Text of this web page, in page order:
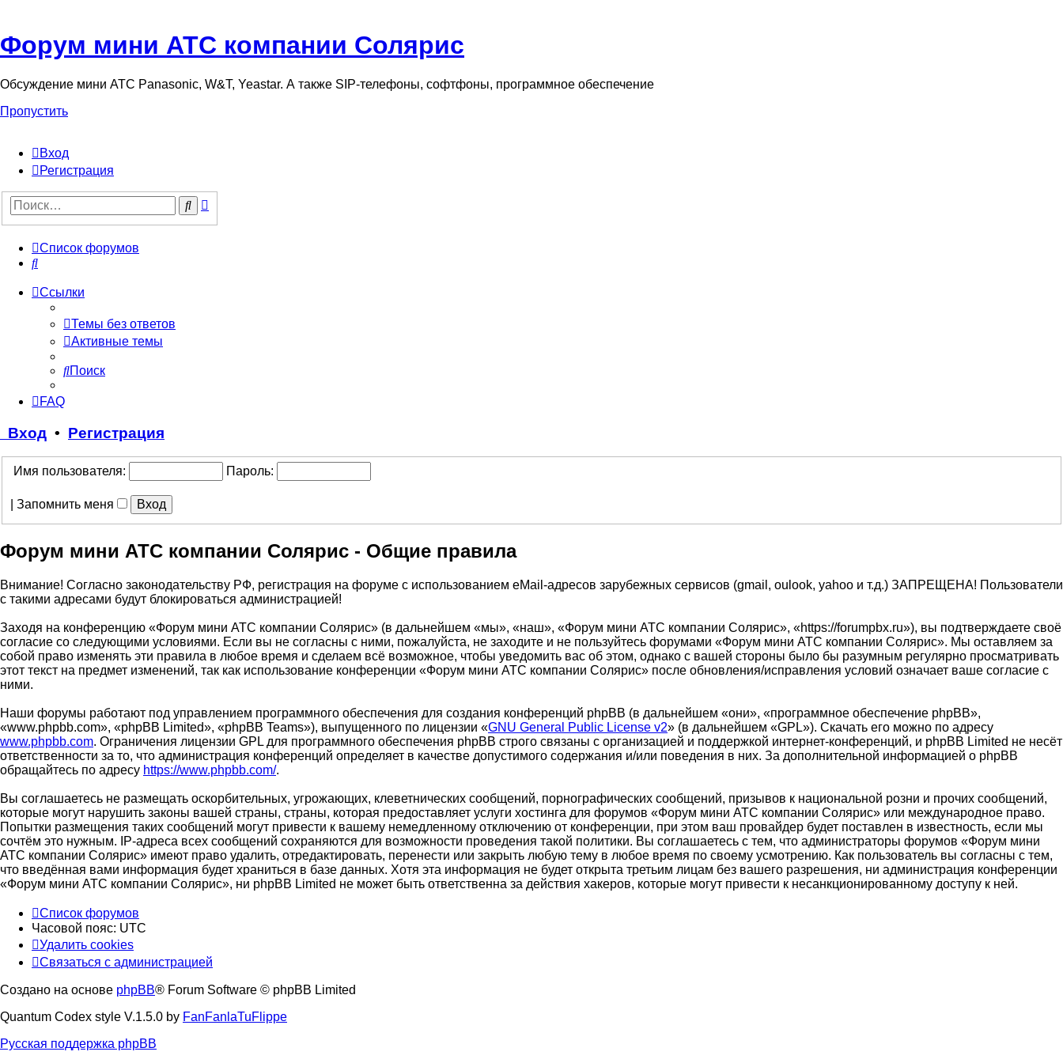
Форум мини АТС компании Солярис
Обсуждение мини АТС Panasonic, W&T, Yeastar. А также SIP-телефоны, софтфоны, программное обеспечение
Пропустить
Вход
Регистрация
Поиск
Список форумов
Поиск
Ссылки
Темы без ответов
Активные темы
Поиск
FAQ
Вход • Регистрация
Имя пользователя: Пароль:
Запомнить меня
Форум мини АТС компании Солярис - Общие правила
Внимание! Согласно законодательству РФ, регистрация на форуме с использованием eMail-адресов зарубежных сервисов (gmail, oulook, yahoo и т.д.) ЗАПРЕЩЕНА! Пользователи
с такими адресами будут блокироваться администрацией!
Заходя на конференцию «Форум мини АТС компании Солярис» (в дальнейшем «мы», «наш», «Форум мини АТС компании Солярис», «https://forumpbx.ru»), вы подтверждаете своё
согласие со следующими условиями. Если вы не согласны с ними, пожалуйста, не заходите и не пользуйтесь форумами «Форум мини АТС компании Солярис». Мы оставляем за
собой право изменять эти правила в любое время и сделаем всё возможное, чтобы уведомить вас об этом, однако с вашей стороны было бы разумным регулярно просматривать
этот текст на предмет изменений, так как использование конференции «Форум мини АТС компании Солярис» после обновления/исправления условий означает ваше согласие с
ними.
Наши форумы работают под управлением программного обеспечения для создания конференций phpBB (в дальнейшем «они», «программное обеспечение phpBB»,
«www.phpbb.com», «phpBB Limited», «phpBB Teams»), выпущенного по лицензии «GNU General Public License v2» (в дальнейшем «GPL»). Скачать его можно по адресу
www.phpbb.com. Ограничения лицензии GPL для программного обеспечения phpBB строго связаны с организацией и поддержкой интернет-конференций, и phpBB Limited не несёт
ответственности за то, что администрация конференций определяет в качестве допустимого содержания и/или поведения в них. За дополнительной информацией о phpBB
обращайтесь по адресу https://www.phpbb.com/.
Вы соглашаетесь не размещать оскорбительных, угрожающих, клеветнических сообщений, порнографических сообщений, призывов к национальной розни и прочих сообщений,
которые могут нарушить законы вашей страны, страны, которая предоставляет услуги хостинга для форумов «Форум мини АТС компании Солярис» или международное право.
Попытки размещения таких сообщений могут привести к вашему немедленному отключению от конференции, при этом ваш провайдер будет поставлен в известность, если мы
сочтём это нужным. IP-адреса всех сообщений сохраняются для возможности проведения такой политики. Вы соглашаетесь с тем, что администраторы форумов «Форум мини
АТС компании Солярис» имеют право удалить, отредактировать, перенести или закрыть любую тему в любое время по своему усмотрению. Как пользователь вы согласны с тем,
что введённая вами информация будет храниться в базе данных. Хотя эта информация не будет открыта третьим лицам без вашего разрешения, ни администрация конференции
«Форум мини АТС компании Солярис», ни phpBB Limited не может быть ответственна за действия хакеров, которые могут привести к несанкционированному доступу к ней.
Список форумов
Часовой пояс: UTC
Удалить cookies
Связаться с администрацией
Создано на основе phpBB® Forum Software © phpBB Limited
Quantum Codex style V.1.5.0 by FanFanlaTuFlippe
Русская поддержка phpBB